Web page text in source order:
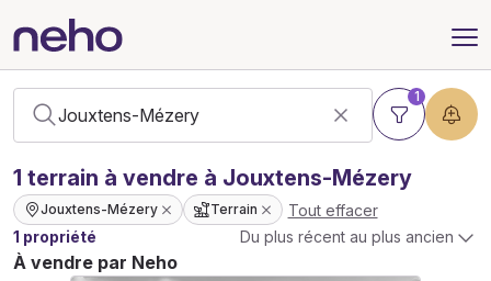
1
1 terrain à vendre à Jouxtens-Mézery
Jouxtens-Mézery Terrain
Tout effacer
1 propriété
Du plus récent au plus ancien
À vendre par Neho